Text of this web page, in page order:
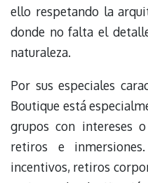
ello respetando la
donde no falta el
naturaleza.
Por sus especiales
Boutique está
grupos con intereses
retiros e
incentivos, retiros